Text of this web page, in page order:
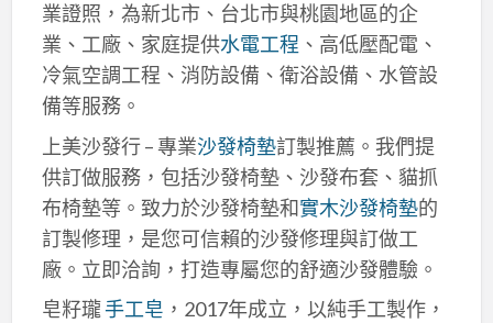
業證照，為新北市、台北市與桃園地區的企
業、工廠、家庭提供水電工程 、高低壓配電、
冷氣空調工程、消防設備、衛浴設備、水管設
備等服務。
上美沙發行 – 專業沙發椅墊訂製推薦。我們提
供訂做服務，包括沙發椅墊、沙發布套、貓抓
布椅墊等。致力於沙發椅墊和實木沙發椅墊的
訂製修理，是您可信賴的沙發修理與訂做工
廠。立即洽詢，打造專屬您的舒適沙發體驗。
皂籽瓏手工皂 ，2017年成立，以純手工製作，